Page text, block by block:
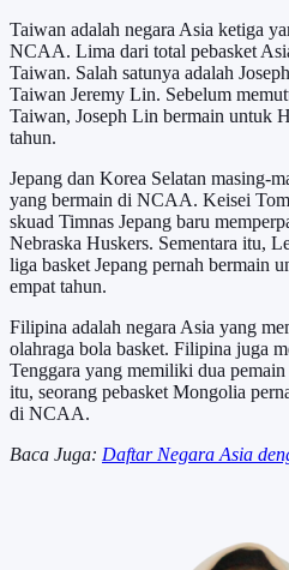
Taiwan adalah negara Asia ketiga
NCAA. Lima dari total pebasket
Taiwan. Salah satunya adalah
Taiwan Jeremy Lin. Sebelum
Taiwan, Joseph Lin bermain untuk
tahun.
Jepang dan Korea Selatan masing-
yang bermain di NCAA. Keisei
skuad Timnas Jepang baru
Nebraska Huskers. Sementara itu,
liga basket Jepang pernah bermain
empat tahun.
Filipina adalah negara Asia yang
olahraga bola basket. Filipina juga
Tenggara yang memiliki dua
itu, seorang pebasket Mongolia
di NCAA.
Baca Juga: Daftar Negara Asia